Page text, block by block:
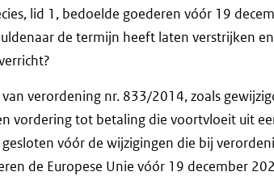
lid 1, bedoelde goederen vóór 19
de termijn heeft laten verstrijken
verordening nr. 833/2014, zoals
vordering tot betaling die voortvloeit uit
vóór de wijzigingen die bij
de Europese Unie vóór 19 december